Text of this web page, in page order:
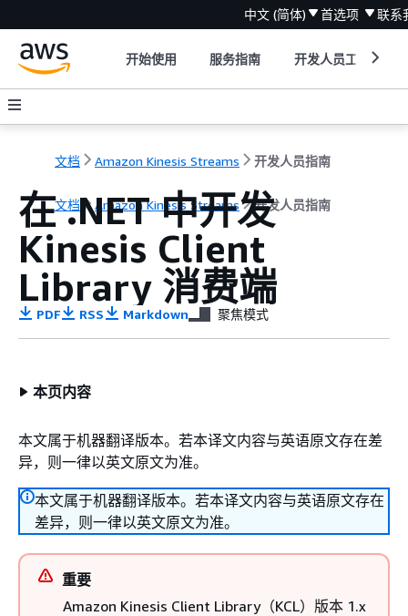
中文 (简体) 首选项 联系
开始使用 服务指南 开发人员工具
文档 Amazon Kinesis Streams 开发人员指南
文档 Amazon Kinesis Streams 开发人员指南
在 .NET 中开发
Kinesis Client
Library 消费端
PDF RSS Markdown 聚焦模式
本页内容
本文属于机器翻译版本。若本译文内容与英语原文存在差
异，则一律以英文原文为准。
本文属于机器翻译版本。若本译文内容与英语原文存在
差异，则一律以英文原文为准。
重要
Amazon Kinesis Client Library（KCL）版本 1.x